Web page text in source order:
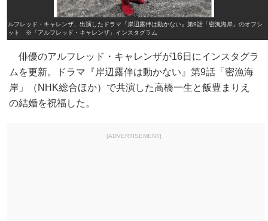
アルフレッド・キャレンザ、出演したドラマ『岸辺露伴は動かない』第9話「密漁海岸」のオフシ
ョット ※「アルフレッド・キャレンザ」インスタグラム
俳優のアルフレッド・キャレンザが16日にインスタグラ
ムを更新。ドラマ『岸辺露伴は動かない』第9話「密漁海
岸」（NHK総合ほか）で共演した高橋一生と飯豊まりえ
の結婚を祝福した。
[ADVERTISEMENT]